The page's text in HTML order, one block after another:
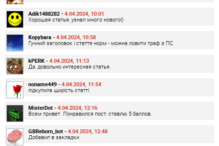
Adik1488282 - 4.04.2024, 10:01
Хорошая статья, узнал много нового!)
Kopybara - 4.04.2024, 10:58
Гучний заголовок і стаття норм - можна ловити траф з ПС
kPERK - 4.04.2024, 11:13
Да, довольно интересная статья.
noname449 - 4.04.2024, 11:54
підкупила щирість статті
MisterDot - 4.04.2024, 12:16
Всем привет. Понравился пост, ставлю 5 баллов.
GBReborn_bot - 4.04.2024, 12:48
Добавил в закладки